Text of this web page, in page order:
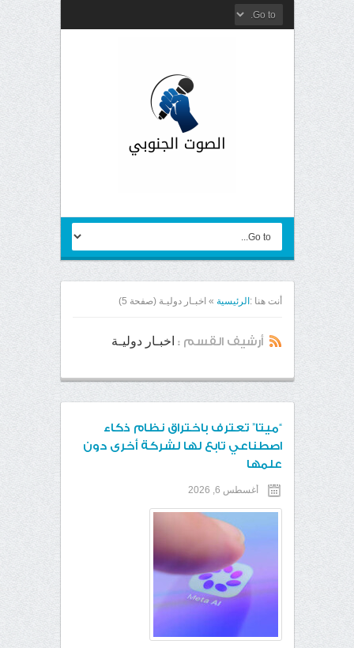
أنت هنا : الرئيسية » اخبـار دوليـة (صفحة 5)
أرشيف القسم : اخبـار دوليـة
“ميتا” تعترف باختراق نظام ذكاء
اصطناعي تابع لها لشركة أخرى دون
علمها
أغسطس 6, 2026